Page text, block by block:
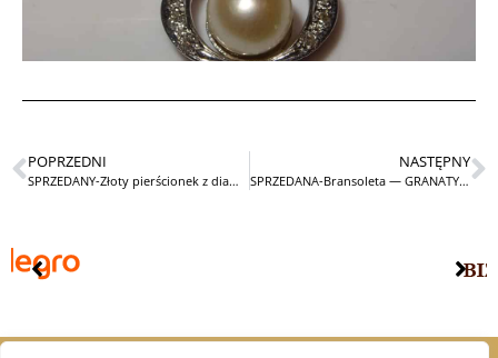
POPRZEDNI
SPRZEDANY-Złoty pierścionek z diamentami
NASTĘPNY
SPRZEDANA-Bransoleta — GRANATY—STARA